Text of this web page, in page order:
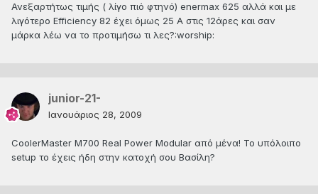
Ανεξαρτήτως τιμής ( λίγο πιό φτηνό) enermax 625 αλλά και με
λιγότερο Efficiency 82 έχει όμως 25 Α στις 12άρες και σαν
μάρκα λέω να το προτιμήσω τι λες?:worship:
junior-21-
Ιανουάριος 28, 2009
CoolerMaster M700 Real Power Modular από μένα! Το υπόλοιπο
setup το έχεις ήδη στην κατοχή σου Βασίλη?